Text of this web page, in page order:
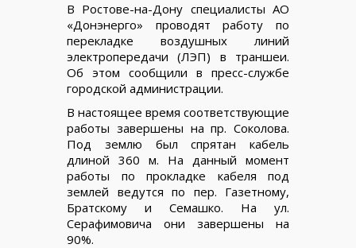
В Ростове-на-Дону специалисты АО
«Донэнерго» проводят работу по
перекладке воздушных линий
электропередачи (ЛЭП) в траншеи.
Об этом сообщили в пресс-службе
городской администрации.
В настоящее время соответствующие
работы завершены на пр. Соколова.
Под землю был спрятан кабель
длиной 360 м. На данный момент
работы по прокладке кабеля под
землей ведутся по пер. Газетному,
Братскому и Семашко. На ул.
Серафимовича они завершены на
90%.